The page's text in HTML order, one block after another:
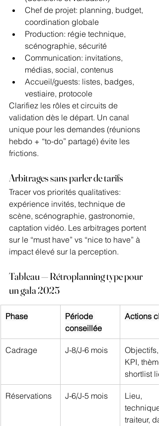
Chef de projet: planning, budget,
coordination globale
Production: régie technique,
scénographie, sécurité
Communication: invitations,
médias, social, contenus
Accueil/guests: listes, badges,
vestiaire, protocole
Clarifiez les rôles et circuits de
validation dès le départ. Un canal
unique pour les demandes (réunions
hebdo + “to-do” partagé) évite les
frictions.
Arbitrages sans parler de tarifs
Tracer vos priorités qualitatives:
expérience invités, technique de
scène, scénographie, gastronomie,
captation vidéo. Les arbitrages portent
sur le “must have” vs “nice to have” à
impact élevé sur la perception.
Tableau — Rétroplanning type pour
un gala 2025
Phase
Période
conseillée
Actions
Cadrage J-8/J-6 mois
Objectifs,
KPI,
shortlist
Réservations J-6/J-5 mois
Lieu,
technique,
traiteur,